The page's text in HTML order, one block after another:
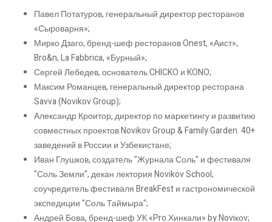
Павел Потатуров, генеральный директор ресторанов
«Сыроварня»;
Мирко Дзаго, бренд-шеф ресторанов Onest, «Аист»,
Bro&n, La Fabbrica, «Бурный»;
Сергей Лебедев, основатель CHICKO и KONO;
Максим Романцев, генеральный директор ресторана
Savva (Novikov Group);
Александр Кроитор, директор по маркетингу и развитию
совместных проектов Novikov Group & Family Garden. 40+
заведений в России и Узбекистане;
Иван Глушков, создатель "Журнала Соль" и фестиваля
"Соль Земли", декан лектория Novikov School,
соучредитель фестиваля BreakFest и гастрономической
экспедиции "Соль Таймыра";
Андрей Бова, бренд-шеф УК «Pro.Хинкали» by Noviкоv;